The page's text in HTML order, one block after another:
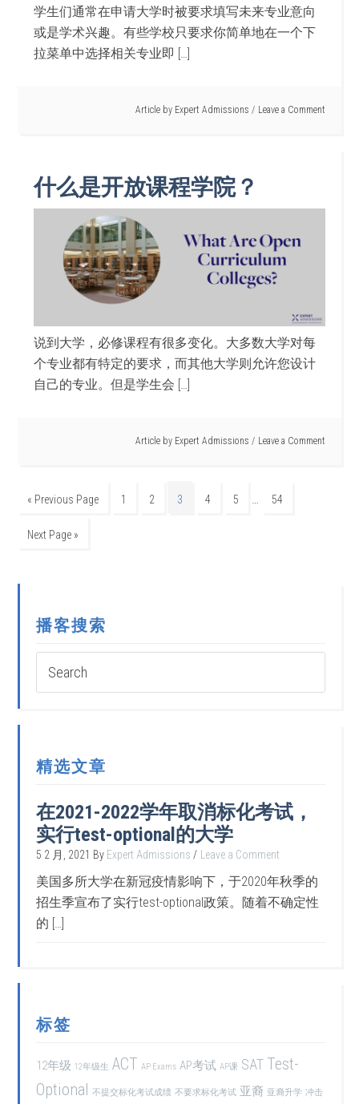
学生们通常在申请大学时被要求填写未来专业意向
或是学术兴趣。有些学校只要求你简单地在一个下
拉菜单中选择相关专业即 […]
Article by Expert Admissions Leave a Comment
什么是开放课程学院？
说到大学，必修课程有很多变化。大多数大学对每
个专业都有特定的要求，而其他大学则允许您设计
自己的专业。但是学生会 […]
Article by Expert Admissions Leave a Comment
« Previous Page 1 2 3 4 5 54
Next Page »
播客搜索
精选文章
在2021-2022学年取消标化考试，
实行test-optional的大学
5 2 月, 2021 By Expert Admissions Leave a Comment
美国多所大学在新冠疫情影响下，于2020年秋季的
招生季宣布了实行test-optional政策。随着不确定性
的 […]
标签
12年级 12年级生 ACT AP Exams AP考试 AP课 SAT Test-
Optional 不提交标化考试成绩 不要求标化考试 亚裔 亚裔升学 冲击